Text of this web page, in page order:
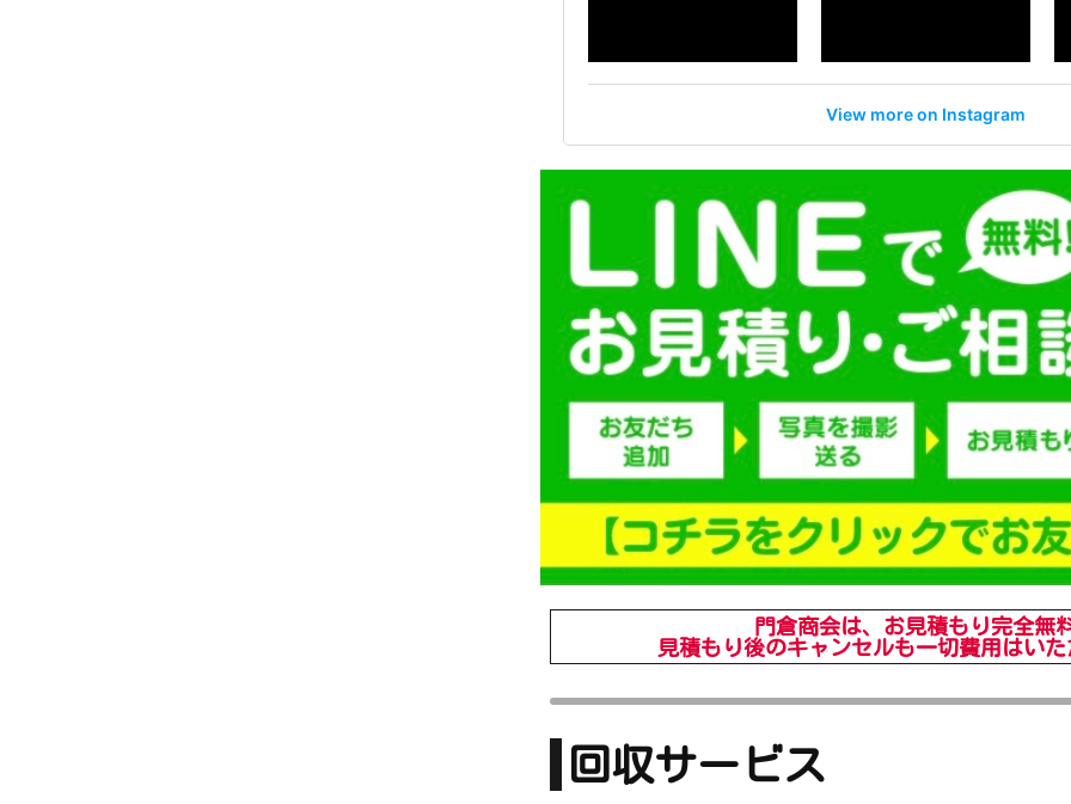
View more on Instagram
門倉商会は、お見積もり完全無料
見積もり後のキャンセルも一切費用はいた
回収サービス